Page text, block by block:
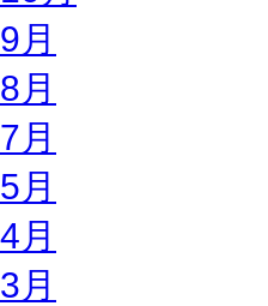
9月
8月
7月
5月
4月
3月